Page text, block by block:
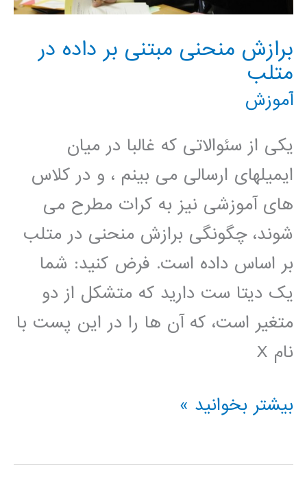
برازش منحنی مبتنی بر داده در
متلب
آموزش
یکی از سئوالاتی که غالبا در میان
ایمیلهای ارسالی می بینم ، و در کلاس
های آموزشی نیز به کرات مطرح می
شوند، چگونگی برازش منحنی در متلب
بر اساس داده است. فرض کنید: شما
یک دیتا ست دارید که متشکل از دو
متغیر است، که آن ها را در این پست با
نام X
برازش
مبتنی
بیشتر بخوانید »